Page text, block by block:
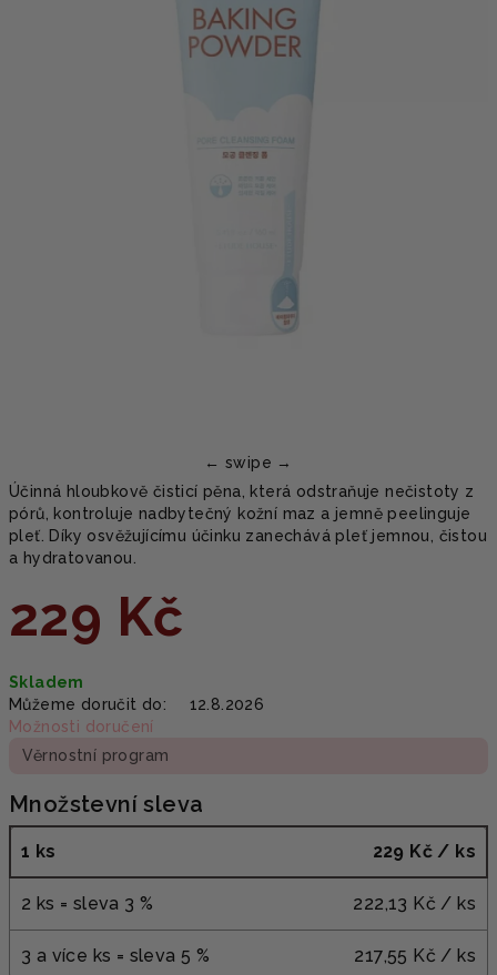
Účinná hloubkově čisticí pěna, která odstraňuje nečistoty z
pórů, kontroluje nadbytečný kožní maz a jemně peelinguje
pleť. Díky osvěžujícímu účinku zanechává pleť jemnou, čistou
a hydratovanou.
229 Kč
cena:
Skladem
Můžeme doručit do:
12.8.2026
Možnosti doručení
Věrnostní program
Množstevní sleva
1 ks 229 Kč / ks
2 ks = sleva 3 % 222,13 Kč / ks
3 a více ks = sleva 5 % 217,55 Kč / ks